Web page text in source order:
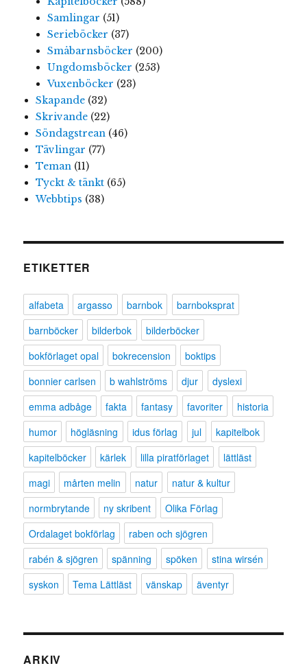
Samlingar (51)
Serieböcker (37)
Småbarnsböcker (200)
Ungdomsböcker (253)
Vuxenböcker (23)
Skapande(32)
Skrivande(22)
Söndagstrean(46)
Tävlingar (77)
Teman(11)
Tyckt & tänkt(65)
Webbtips (38)
ETIKETTER
alfabeta argasso barnbok
barnboksprat
barnböcker
bilderbok
bilderböcker
bokförlaget opal
bokrecension
boktips
bonnier carlsen
b wahlströms djur
dyslexi
emma adbåge
fakta fantasy favoriter
historia
humor
högläsning idus förlag jul
kapitelbok
kapitelböcker
kärlek lilla piratförlaget
lättläst
magi
mårten melin natur
natur & kultur
normbrytande
ny skribent
Olika Förlag
Ordalaget bokförlag
raben och sjögren
rabén & sjögren
spänning spöken
stina wirsén
syskon
Tema Lättläst vänskap äventyr
ARKIV